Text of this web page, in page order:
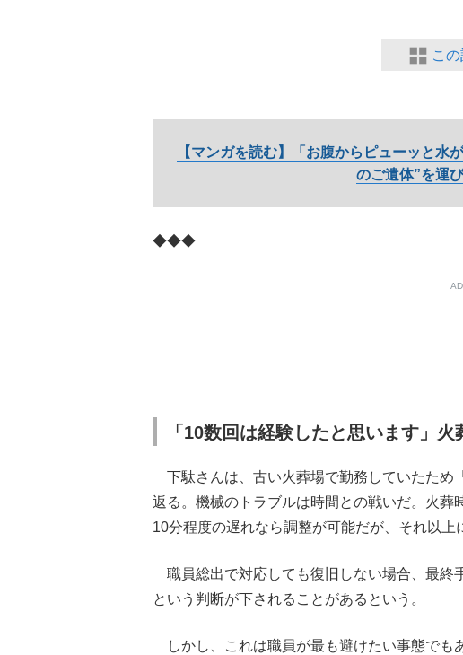
こ
【マンガを読む】「お腹からピューッと
のご遺体”を運
◆◆◆
「10数回は経験したと思います」
下駄さんは、古い火葬場で勤務していたため
返る。機械のトラブルは時間との戦いだ。火葬
10分程度の遅れなら調整が可能だが、それ以上
職員総出で対応しても復旧しない場合、最終
という判断が下されることがあるという。
しかし、これは職員が最も避けたい事態でも